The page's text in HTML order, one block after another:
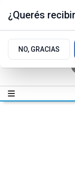
¿Querés
NO, GRACIAS